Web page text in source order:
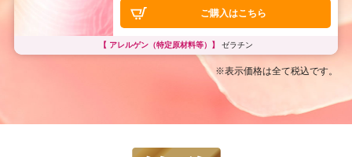
ご購入はこちら
【 アレルゲン（特定原材料等）】 ゼラチン
※表示価格は全て税込です。